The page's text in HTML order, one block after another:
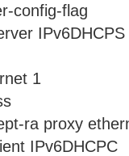
config-flag
IPv6DHCPS
1
ra proxy
IPv6DHCPC